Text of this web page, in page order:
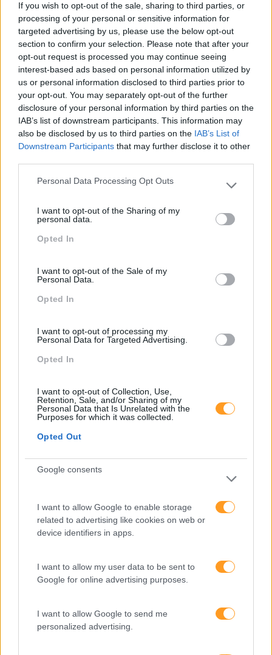
If you wish to opt-out of the sale, sharing to third parties, or
processing of your personal or sensitive information for
targeted advertising by us, please use the below opt-out
section to confirm your selection. Please note that after your
opt-out request is processed you may continue seeing
interest-based ads based on personal information utilized by
us or personal information disclosed to third parties prior to
your opt-out. You may separately opt-out of the further
disclosure of your personal information by third parties on the
IAB’s list of downstream participants. This information may
also be disclosed by us to third parties on the IAB’s List of
Downstream Participants that may further disclose it to other
Please note that this website/app uses one or more Google
not limited to your visit or usage behaviour. You may click to
grant or deny consent to Google and its third-party tags to
use your data for below specified purposes in below Google
Personal Data Processing Opt Outs
I want to opt-out of the Sharing of my
personal data.
Opted In
I want to opt-out of the Sale of my
Personal Data.
Opted In
I want to opt-out of processing my
Personal Data for Targeted Advertising.
Opted In
I want to opt-out of Collection, Use,
Retention, Sale, and/or Sharing of my
Personal Data that Is Unrelated with the
Purposes for which it was collected.
Opted Out
Google consents
I want to allow Google to enable storage
related to advertising like cookies on web or
device identifiers in apps.
I want to allow my user data to be sent to
Google for online advertising purposes.
I want to allow Google to send me
personalized advertising.
ESTARMOS SEMPRE LIGADOS PODE
PREJUDICAR O NEGÓCIO
É cada vez maior a franja da população
mundial que possui um smartphone e a
maioria dos estudos indica que essa
percentagem deverá continuar a subir.
Mas à medida que nos tornamos mais
‘ligados’ ao…
LEIA MAIS
Artigo De Opinião
Comunicação
Cultura
Desenvolvimento De Competências
Expo RH